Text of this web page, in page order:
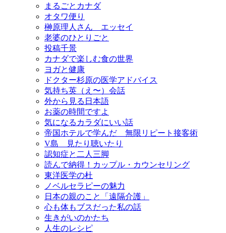
まるごとカナダ
オタワ便り
榊原理人さん エッセイ
老婆のひとりごと
投稿千景
カナダで楽しむ食の世界
ヨガと健康
ドクター杉原の医学アドバイス
気持ち英（え〜）会話
外から見る日本語
お薬の時間ですよ
気になるカラダにいい話
帝国ホテルで学んだ 無限リピート接客術
V島 見たり聴いたり
認知症と二人三脚
読んで納得！カップル・カウンセリング
東洋医学の杜
ノベルセラピーの魅力
日本の親のこと「遠隔介護」
心も体もブスだった私の話
生きがいのかたち
人生のレシピ